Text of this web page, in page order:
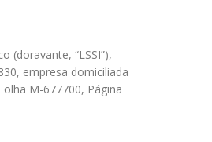
(doravante, “LSSI”),
empresa domiciliada
M-677700, Página